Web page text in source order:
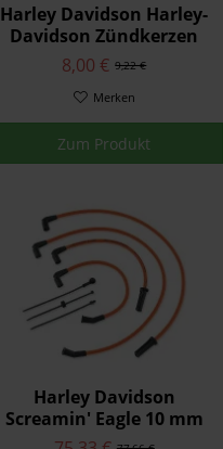
Harley Davidson Harley-
Davidson Zündkerzen
der Serienausstattung
32338-04
9,22 €
8,00 €
Merken
Zum Produkt
Harley Davidson
Screamin' Eagle 10 mm
Phat Zündkerzenkabel